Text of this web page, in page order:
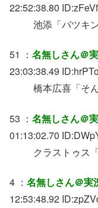
22:52:38.80
池添「パツキ
51 ： 名無しさん＠
23:03:38.49
橋本広喜「そ
53 ： 名無しさん＠
01:13:02.70
クラストゥス
4 ： 名無しさん＠実
12:53:48.92